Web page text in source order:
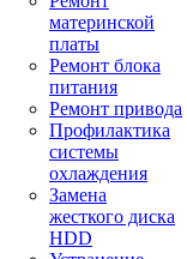
материнской
платы
Ремонт блока
питания
Ремонт привода
Профилактика
системы
охлаждения
Замена
жесткого диска
HDD